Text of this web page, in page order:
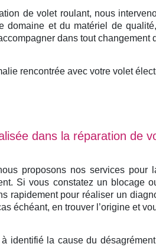
de volet roulant, nous
domaine et du matériel de
dans tout
rencontrée avec votre volet
dans la réparation de
proposons nos services pour
Si vous constatez un
rapidement pour réaliser un
échéant, en trouver l’origine et
identifié la cause du